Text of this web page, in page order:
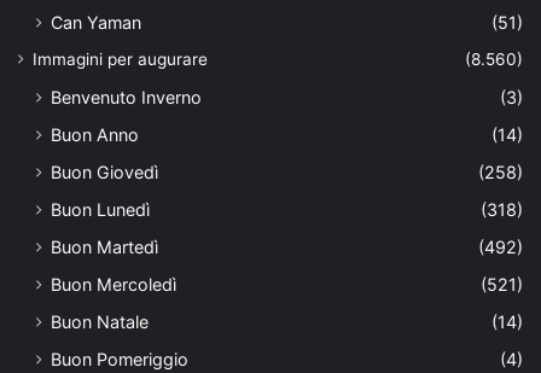
Can Yaman (51)
Immagini per augurare (8.560)
Benvenuto Inverno
(3)
Buon Anno
(14)
Buon Giovedì
(258)
Buon Lunedì
(318)
Buon Martedì
(492)
Buon Mercoledì
(521)
Buon Natale
(14)
Buon Pomeriggio
(4)